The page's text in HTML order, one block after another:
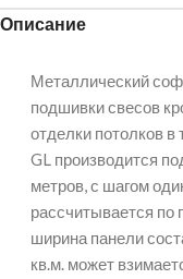
Описание
Металлический
подшивки свесов
отделки потолков
GL производится
метров, с шагом
рассчитывается
ширина панели
кв.м. может